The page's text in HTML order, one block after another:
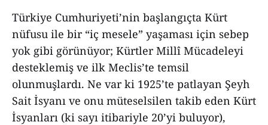
Türkiye Cumhuriyeti’nin başlangıçta Kürt
nüfusu ile bir “iç mesele” yaşaması için sebep
yok gibi görünüyor; Kürtler Millî Mücadeleyi
desteklemiş ve ilk Meclis’te temsil
olunmuşlardı. Ne var ki 1925’te patlayan Şeyh
Sait İsyanı ve onu müteselsilen takib eden Kürt
İsyanları (ki sayı itibariyle 20’yi buluyor),